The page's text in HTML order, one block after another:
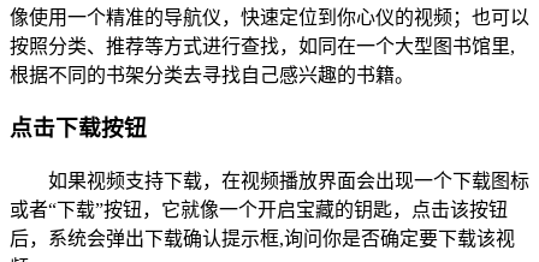
像使用一个精准的导航仪，快速定位到你心仪的视频；也可以
按照分类、推荐等方式进行查找，如同在一个大型图书馆里,
根据不同的书架分类去寻找自己感兴趣的书籍。
点击下载按钮
如果视频支持下载，在视频播放界面会出现一个下载图标
或者“下载”按钮，它就像一个开启宝藏的钥匙，点击该按钮
后，系统会弹出下载确认提示框,询问你是否确定要下载该视